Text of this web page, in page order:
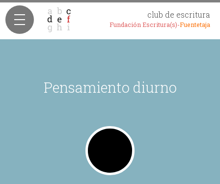
club de escritura
Fundación Escritura(s)-Fuentetaja
Pensamiento diurno